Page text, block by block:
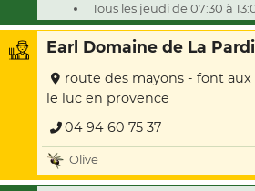
Tous les jeudi de 07:30 à
Earl Domaine de La
route des mayons - font aux
le luc en provence
04 94 60 75 37
Olive